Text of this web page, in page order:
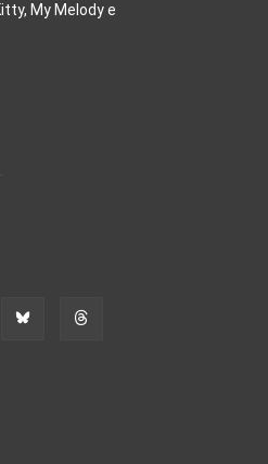
My Melody e